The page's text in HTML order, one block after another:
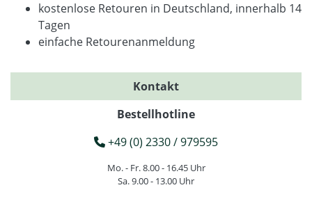
kostenlose Retouren in Deutschland, innerhalb 14
Tagen
einfache Retourenanmeldung
Kontakt
Bestellhotline
+49 (0) 2330 / 979595
Mo. - Fr. 8.00 - 16.45 Uhr
Sa. 9.00 - 13.00 Uhr